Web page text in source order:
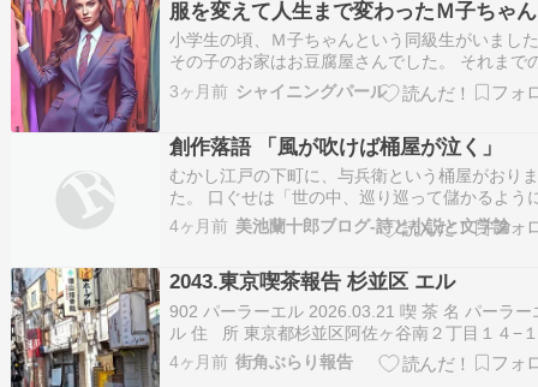
来上がり。 味も量も申し分なし。 息子はヨ…
服を変えて人生まで変わったＭ子ちゃん
小学生の頃、Ｍ子ちゃんという同級生がいまし
その子のお家はお豆腐屋さんでした。 それまで
子ちゃんはどちらかと言えば地味なイメージでし
た。 そんな或る時、担任の先生に Ｍ子ちゃんの
ゃんの、気持ちを考えると私は心が痛みました…
3ヶ月前 シャイニングパール
創作落語 「風が吹けば桶屋が泣く」
むかし江戸の下町に、与兵衛という桶屋がおり
た。 口ぐせは「世の中、巡り巡って儲かるよう
きてらぁ」で、やたら因果話が好きな男です。
年の春、ものすごい大風が吹いた。 土ぼこりが
げ回る。 与兵衛は店先で腕を組みながら、にや
4ヶ月前 美池蘭十郎ブログ-詩と小説と文学論
2043.東京喫茶報告 杉並区 エル
902 パーラーエル 2026.03.21 喫 茶 名 パーラー
ル 住 所 東京都杉並区阿佐ヶ谷南２丁目１４−
最 寄 駅 中央本線 阿佐ヶ谷駅 ー１ー 2026.3.21
【土】 11:35 中央線に乗り阿佐ヶ谷で下車する
4ヶ月前 街角ぶらり報告